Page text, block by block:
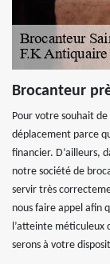
Brocanteur
Pour votre souhait
déplacement parce
financier. D’ailleurs,
notre société de
servir très
nous faire appel afin
l’atteinte méticuleux
serons à votre